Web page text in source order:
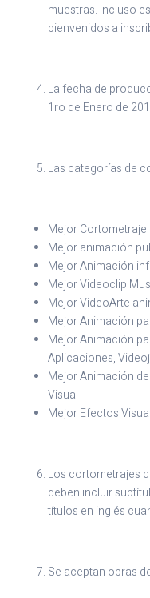
muestras. Incluso
bienvenidos a
La fecha de
1ro de Enero de
Las categorías de
Mejor Cortometraje
Mejor animación
Mejor Animación
Mejor Videoclip
Mejor VideoArte
Mejor Animación
Mejor Animación
Aplicaciones,
Mejor Animación
Visual
Mejor Efectos
Los cortometrajes
deben incluir
títulos en inglés
Se aceptan obras